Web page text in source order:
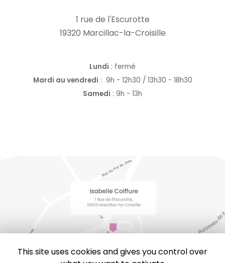
1 rue de l'Escurotte
19320 Marcillac-la-Croisille
Lundi : fermé
Mardi au vendredi : 9h - 12h30 / 13h30 - 18h30
Samedi : 9h - 13h
This site uses cookies and gives you control over